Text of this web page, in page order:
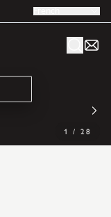
French
1 / 28